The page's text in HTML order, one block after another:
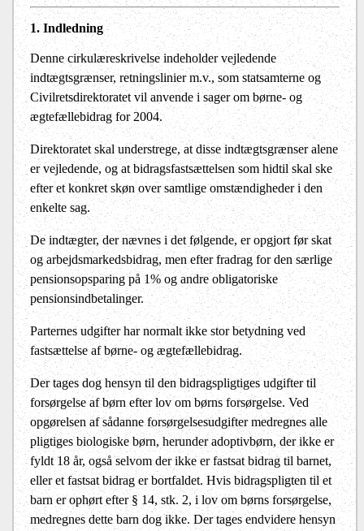
1. Indledning
Denne cirkulæreskrivelse indeholder vejledende
indtægtsgrænser, retningslinier m.v., som statsamterne og
Civilretsdirektoratet vil anvende i sager om børne- og
ægtefællebidrag for 2004.
Direktoratet skal understrege, at disse indtægtsgrænser alene
er vejledende, og at bidragsfastsættelsen som hidtil skal ske
efter et konkret skøn over samtlige omstændigheder i den
enkelte sag.
De indtægter, der nævnes i det følgende, er opgjort før skat
og arbejdsmarkedsbidrag, men efter fradrag for den særlige
pensionsopsparing på 1% og andre obligatoriske
pensionsindbetalinger.
Parternes udgifter har normalt ikke stor betydning ved
fastsættelse af børne- og ægtefællebidrag.
Der tages dog hensyn til den bidragspligtiges udgifter til
forsørgelse af børn efter lov om børns forsørgelse. Ved
opgørelsen af sådanne forsørgelsesudgifter medregnes alle
pligtiges biologiske børn, herunder adoptivbørn, der ikke er
fyldt 18 år, også selvom der ikke er fastsat bidrag til barnet,
eller et fastsat bidrag er bortfaldet. Hvis bidragspligten til et
barn er ophørt efter § 14, stk. 2, i lov om børns forsørgelse,
medregnes dette barn dog ikke. Der tages endvidere hensyn